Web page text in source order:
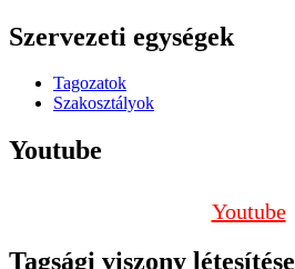
Szervezeti egységek
Tagozatok
Szakosztályok
Youtube
Youtube
Tagsági viszony létesítése